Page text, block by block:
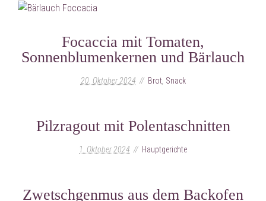
Focaccia mit Tomaten,
Sonnenblumenkernen und Bärlauch
20. Oktober 2024 Brot Snack
Pilzragout mit Polentaschnitten
1. Oktober 2024 Hauptgerichte
Zwetschgenmus aus dem Backofen